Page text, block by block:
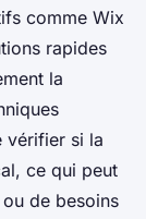
comme Wix
rapides
la
vérifier si la
ce qui peut
de besoins